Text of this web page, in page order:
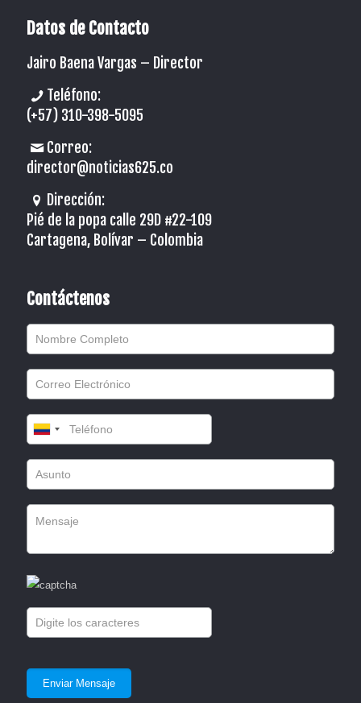
Datos de Contacto
Jairo Baena Vargas – Director
Teléfono:
(+57) 310-398-5095
Correo:
director@noticias625.co
Dirección:
Pié de la popa calle 29D #22-109
Cartagena, Bolívar – Colombia
Contáctenos